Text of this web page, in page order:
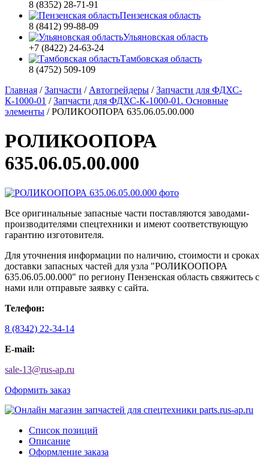
8 (8352) 28-71-91
Пензенская область
8 (8412) 99-88-09
Ульяновская область
+7 (8422) 24-63-24
Тамбовская область
8 (4752) 509-109
Главная /Запчасти / Автогрейдеры /Запчасти для ФДХС-
К-1000-01 /Запчасти для ФДХС-К-1000-01. Основные
элементы /РОЛИКООПОРА 635.06.05.00.000
РОЛИКООПОРА
635.06.05.00.000
Все оригинальные запасные части поставляются заводами-
производителями спецтехники и имеют соответствующую
гарантию изготовителя.
Для уточнения информации по наличию, стоимости и сроках
доставки запасных частей для узла "РОЛИКООПОРА
635.06.05.00.000" по региону Пензенская область свяжитесь с
нами или отправьте заявку с сайта.
Телефон:
8 (8342) 22-34-14
E-mail:
sale-13@rus-ap.ru
Оформить заказ
Список позиций
Описание
Оформление заказа